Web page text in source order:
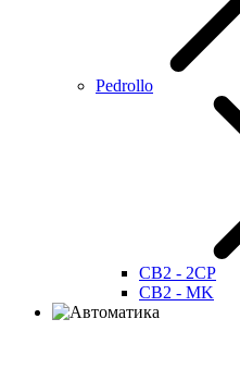
Pedrollo
CB2 - 2CP
CB2 - MK